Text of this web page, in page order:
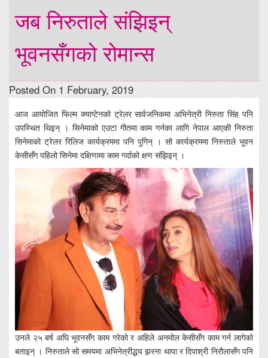
जब निरुताले संझिइन्
भूवनसँगको रोमान्स
Posted On 1 February, 2019
आज आयोजित फिल्म क्याप्टेनको ट्रेलर सार्वजनिकमा अभिनेत्री निरुता सिंह पनि
उपस्थित थिइन् । सिनेमाको एउटा गीतमा काम गर्नका लागि नेपाल आएकी निरुता
सिनेमाको ट्रेलर रिलिज कार्यक्रममा पनि पुगिन् । सो कार्यक्रममा निरुताले भूवन
केसीसँग पहिलो सिनेमा दक्षिणामा काम गर्दाको क्षण संझिइन् ।
उनले २५ बर्ष अघि भूवनसँग काम गरेको र अहिले अनमोल केसीसँग काम गर्न लागेको
बताइन् । निरुताले सो समयमा अभिनेत्रीद्धय झरना थापा र दिपाश्री निरौलासँग पनि